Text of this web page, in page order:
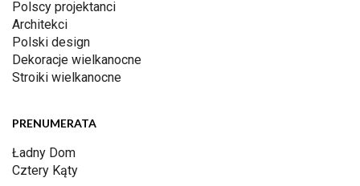
Polscy projektanci
Architekci
Polski design
Dekoracje wielkanocne
Stroiki wielkanocne
PRENUMERATA
Ładny Dom
Cztery Kąty